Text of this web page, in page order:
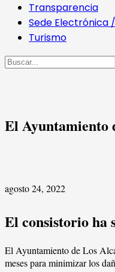
Transparencia
Sede Electrónica
Turismo
Buscar
El Ayuntamiento
agosto 24, 2022
El consistorio ha
El Ayuntamiento de Los
meses para minimizar los